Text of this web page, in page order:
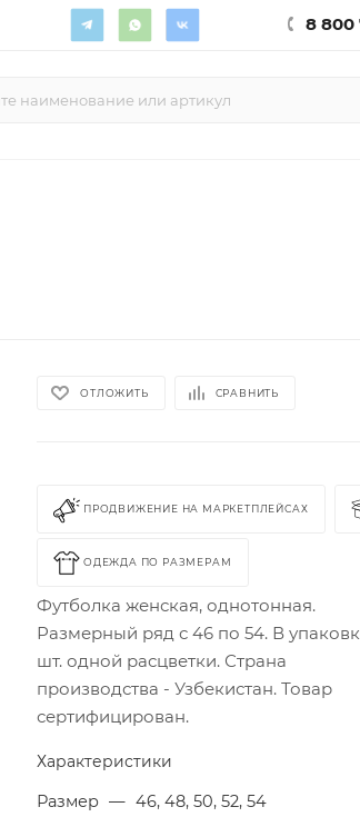
8 800
ОТЛОЖИТЬ СРАВНИТЬ
ПРОДВИЖЕНИЕ НА МАРКЕТПЛЕЙСАХ
ОДЕЖДА ПО РАЗМЕРАМ
Футболка женская, однотонная.
Размерный ряд с 46 по 54. В
шт. одной расцветки. Страна
производства - Узбекистан. Товар
сертифицирован.
Характеристики
Размер — 46, 48, 50, 52, 54